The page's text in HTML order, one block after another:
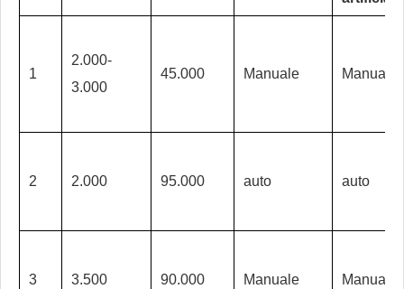
1
2.000-
3.000
45.000 Manuale Manuale
2 2.000 95.000 auto auto
3 3.500 90.000 Manuale Manuale